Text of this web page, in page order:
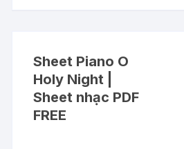
Sheet Piano O
Holy Night |
Sheet nhạc PDF
FREE